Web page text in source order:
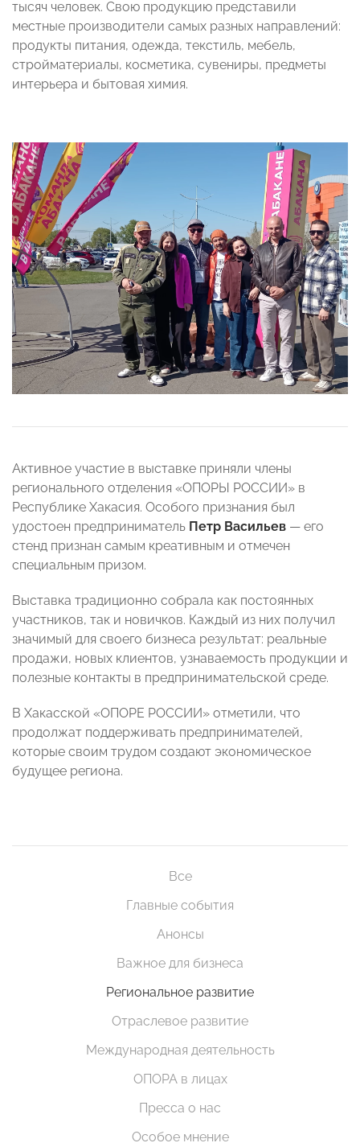
тысяч человек. Свою продукцию представили
местные производители самых разных направлений:
продукты питания, одежда, текстиль, мебель,
стройматериалы, косметика, сувениры, предметы
интерьера и бытовая химия.
Активное участие в выставке приняли члены
регионального отделения «ОПОРЫ РОССИИ» в
Республике Хакасия. Особого признания был
удостоен предприниматель Петр Васильев — его
стенд признан самым креативным и отмечен
специальным призом.
Выставка традиционно собрала как постоянных
участников, так и новичков. Каждый из них получил
значимый для своего бизнеса результат: реальные
продажи, новых клиентов, узнаваемость продукции и
полезные контакты в предпринимательской среде.
В Хакасской «ОПОРЕ РОССИИ» отметили, что
продолжат поддерживать предпринимателей,
которые своим трудом создают экономическое
будущее региона.
Все
Главные события
Анонсы
Важное для бизнеса
Региональное развитие
Отраслевое развитие
Международная деятельность
ОПОРА в лицах
Пресса о нас
Особое мнение